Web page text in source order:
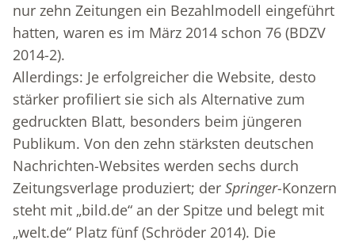
nur zehn Zeitungen ein Bezahlmodell eingeführt
hatten, waren es im März 2014 schon 76 (BDZV
2014-2).
Allerdings: Je erfolgreicher die Website, desto
stärker profiliert sie sich als Alternative zum
gedruckten Blatt, besonders beim jüngeren
Publikum. Von den zehn stärksten deutschen
Nachrichten-Websites werden sechs durch
Zeitungsverlage produziert; der Springer-Konzern
steht mit „bild.de“ an der Spitze und belegt mit
„welt.de“ Platz fünf (Schröder 2014). Die